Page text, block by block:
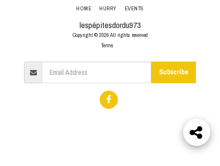
lespépitesdordu973
Copyright © 2026 All rights reserved
Terms
HOME HURRY EVENTS
Subscribe